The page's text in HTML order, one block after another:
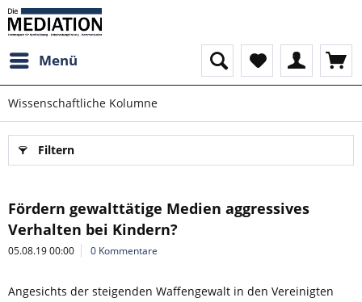
Menü
Wissenschaftliche Kolumne
Filtern
Fördern gewalttätige Medien aggressives
Verhalten bei Kindern?
05.08.19 00:00 0 Kommentare
Angesichts der steigenden Waffengewalt in den Vereinigten